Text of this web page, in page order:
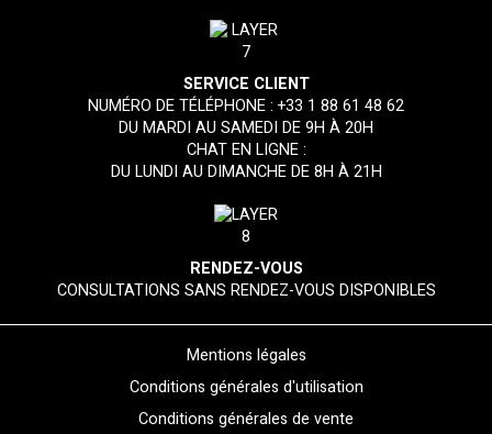
SERVICE CLIENT
NUMÉRO DE TÉLÉPHONE :+33 1 88 61 48 62
DU MARDI AU SAMEDI DE 9H À 20H
CHAT EN LIGNE :
DU LUNDI AU DIMANCHE DE 8H À 21H
RENDEZ-VOUS
CONSULTATIONS SANS RENDEZ-VOUS DISPONIBLES
Mentions légales
Conditions générales d'utilisation
Conditions générales de vente